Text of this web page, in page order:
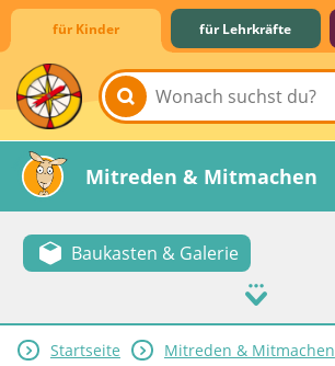
für Kinder für Lehrkräfte
Lernen & Schule
Hobby & Freizeit
Spiel & Spaß
Mitreden & Mitmachen
Baukasten & Galerie
Startseite Mitreden & Mitmachen